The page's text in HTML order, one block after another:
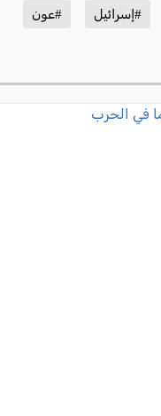
#إسرائيل #عون